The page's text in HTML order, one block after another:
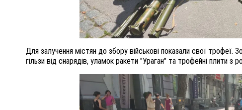
Для залучення містян до збору військові показали свої трофеї.
гільзи від снарядів, уламок ракети "Ураган" та трофейні плити з